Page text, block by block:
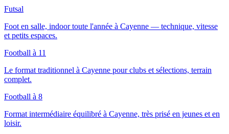
Futsal
Foot en salle, indoor toute l'année à Cayenne — technique, vitesse
et petits espaces.
Football à 11
Le format traditionnel à Cayenne pour clubs et sélections, terrain
complet.
Football à 8
Format intermédiaire équilibré à Cayenne, très prisé en jeunes et en
loisir.